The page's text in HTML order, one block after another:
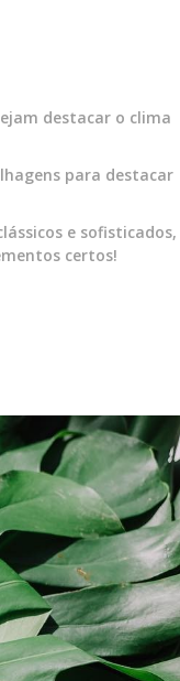
destacar o clima
para destacar
e sofisticados,
certos!